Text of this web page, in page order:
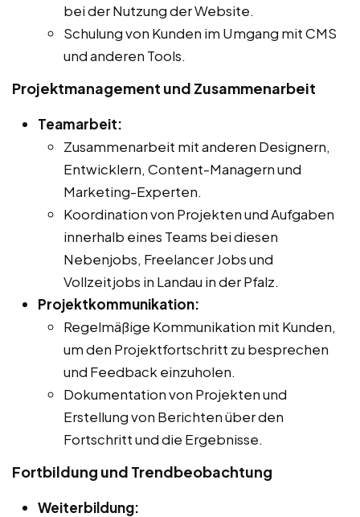
bei der Nutzung der Website.
Schulung von Kunden im Umgang mit CMS
und anderen Tools.
Projektmanagement und Zusammenarbeit
Teamarbeit:
Zusammenarbeit mit anderen Designern,
Entwicklern, Content-Managern und
Marketing-Experten.
Koordination von Projekten und Aufgaben
innerhalb eines Teams bei diesen
Nebenjobs, Freelancer Jobs und
Vollzeitjobs in Landau in der Pfalz.
Projektkommunikation:
Regelmäßige Kommunikation mit Kunden,
um den Projektfortschritt zu besprechen
und Feedback einzuholen.
Dokumentation von Projekten und
Erstellung von Berichten über den
Fortschritt und die Ergebnisse.
Fortbildung und Trendbeobachtung
Weiterbildung: